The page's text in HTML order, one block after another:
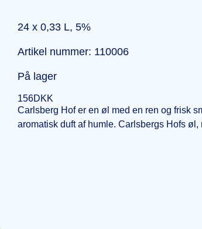
24 x 0,33 L, 5%
Artikel nummer: 110006
På lager
156DKK
Carlsberg Hof er en øl med en ren og frisk
aromatisk duft af humle. Carlsbergs Hofs